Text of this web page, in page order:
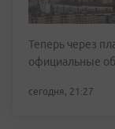
Теперь через
официальные
сегодня, 21:27